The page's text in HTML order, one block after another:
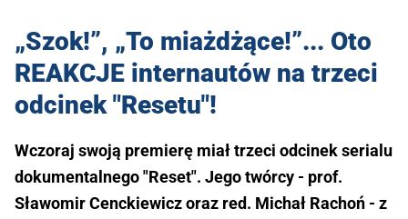
„Szok!”, „To miażdżące!”... Oto
REAKCJE internautów na trzeci
odcinek "Resetu"!
Wczoraj swoją premierę miał trzeci odcinek serialu
dokumentalnego "Reset". Jego twórcy - prof.
Sławomir Cenckiewicz oraz red. Michał Rachoń - z